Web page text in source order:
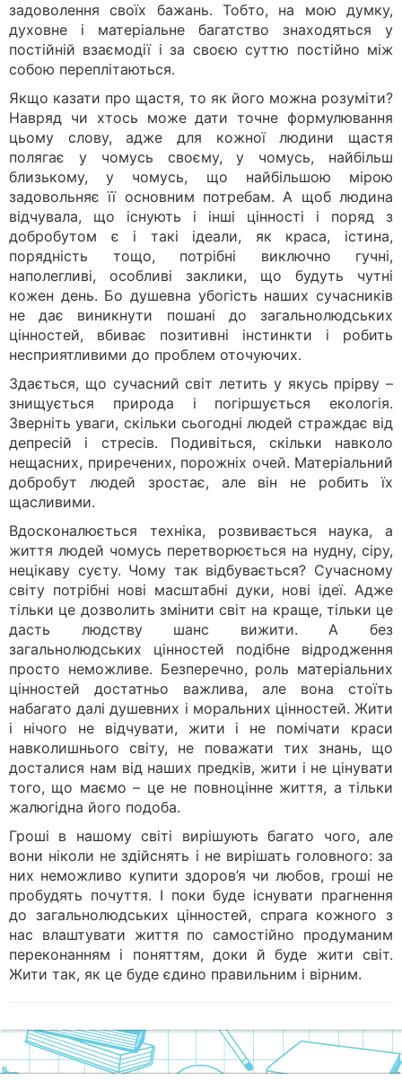
задоволення своїх бажань. Тобто, на мою думку,
духовне і матеріальне багатство знаходяться у
постійній взаємодії і за своєю суттю постійно між
собою переплітаються.
Якщо казати про щастя, то як його можна розуміти?
Навряд чи хтось може дати точне формулювання
цьому слову, адже для кожної людини щастя
полягає у чомусь своєму, у чомусь, найбільш
близькому, у чомусь, що найбільшою мірою
задовольняє її основним потребам. А щоб людина
відчувала, що існують і інші цінності і поряд з
добробутом є і такі ідеали, як краса, істина,
порядність тощо, потрібні виключно гучні,
наполегливі, особливі заклики, що будуть чутні
кожен день. Бо душевна убогість наших сучасників
не дає виникнути пошані до загальнолюдських
цінностей, вбиває позитивні інстинкти і робить
несприятливими до проблем оточуючих.
Здається, що сучасний світ летить у якусь прірву –
знищується природа і погіршується екологія.
Зверніть уваги, скільки сьогодні людей страждає від
депресій і стресів. Подивіться, скільки навколо
нещасних, приречених, порожніх очей. Матеріальний
добробут людей зростає, але він не робить їх
щасливими.
Вдосконалюється техніка, розвивається наука, а
життя людей чомусь перетворюється на нудну, сіру,
нецікаву суєту. Чому так відбувається? Сучасному
світу потрібні нові масштабні дуки, нові ідеї. Адже
тільки це дозволить змінити світ на краще, тільки це
дасть людству шанс вижити. А без
загальнолюдських цінностей подібне відродження
просто неможливе. Безперечно, роль матеріальних
цінностей достатньо важлива, але вона стоїть
набагато далі душевних і моральних цінностей. Жити
і нічого не відчувати, жити і не помічати краси
навколишнього світу, не поважати тих знань, що
досталися нам від наших предків, жити і не цінувати
того, що маємо – це не повноцінне життя, а тільки
жалюгідна його подоба.
Гроші в нашому світі вирішують багато чого, але
вони ніколи не здійснять і не вирішать головного: за
них неможливо купити здоров’я чи любов, гроші не
пробудять почуття. І поки буде існувати прагнення
до загальнолюдських цінностей, спрага кожного з
нас влаштувати життя по самостійно продуманим
переконанням і поняттям, доки й буде жити світ.
Жити так, як це буде єдино правильним і вірним.